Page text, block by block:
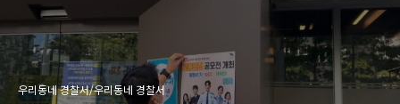
우리동네 경찰서/우리동네 경찰서